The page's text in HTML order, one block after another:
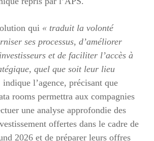
qui « traduit la volonté
ses processus, d’améliorer
et de faciliter l’accès à
quel que soit leur lieu
indique l’agence, précisant que
rooms permettra aux compagnies
une analyse approfondie des
offertes dans le cadre de
2026 et de préparer leurs offres